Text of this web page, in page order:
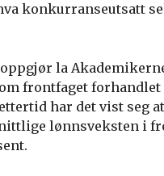
konkurranseutsatt
la
frontfaget forhandlet
har det vist seg
lønnsveksten i